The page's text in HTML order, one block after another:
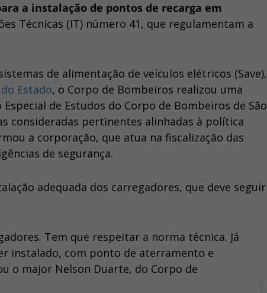
a instalação de pontos de recarga em
Técnicas (IT) número 41, que regulamentam a
de alimentação de veículos elétricos (Save),
Estado, o Corpo de Bombeiros realizou uma
de Estudos do Corpo de Bombeiros de São
consideradas pertinentes alinhadas à política
a corporação, que atua na fiscalização das
de segurança.
adequada dos carregadores, que deve seguir
Tem que respeitar a norma técnica. Já
instalado, com ponto de aterramento e
o major Nelson Duarte, do Corpo de